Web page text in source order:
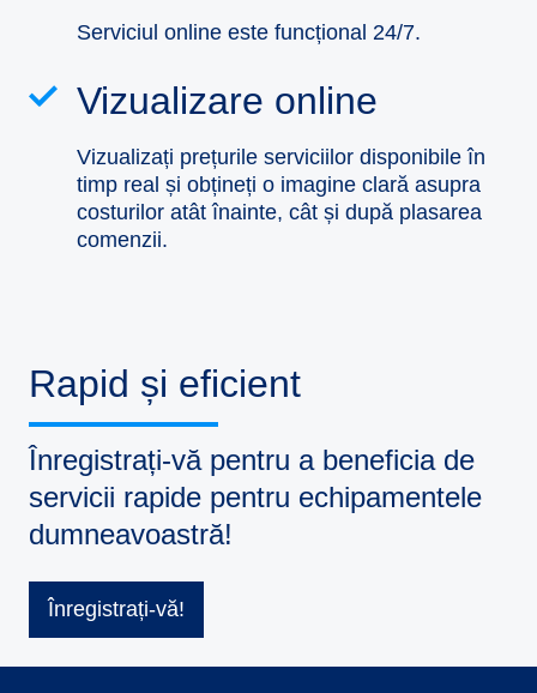
Serviciul online este funcțional 24/7.
Vizualizare online
Vizualizați prețurile serviciilor disponibile în
timp real și obțineți o imagine clară asupra
costurilor atât înainte, cât și după plasarea
comenzii.
Rapid și eficient
Înregistrați-vă pentru a beneficia de
servicii rapide pentru echipamentele
dumneavoastră!
Înregistrați-vă!